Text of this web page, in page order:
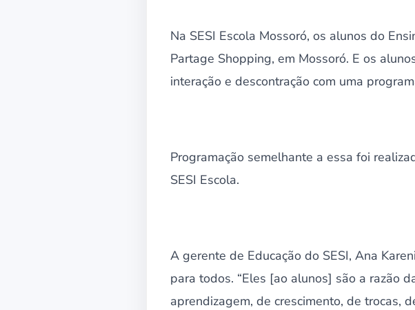
Na SESI Escola Mossoró, os alunos do
Partage Shopping, em Mossoró. E os
interação e descontração com uma
Programação semelhante a essa foi
SESI Escola.
A gerente de Educação do SESI, Ana
para todos. “Eles [ao alunos] são a razão
aprendizagem, de crescimento, de trocas,